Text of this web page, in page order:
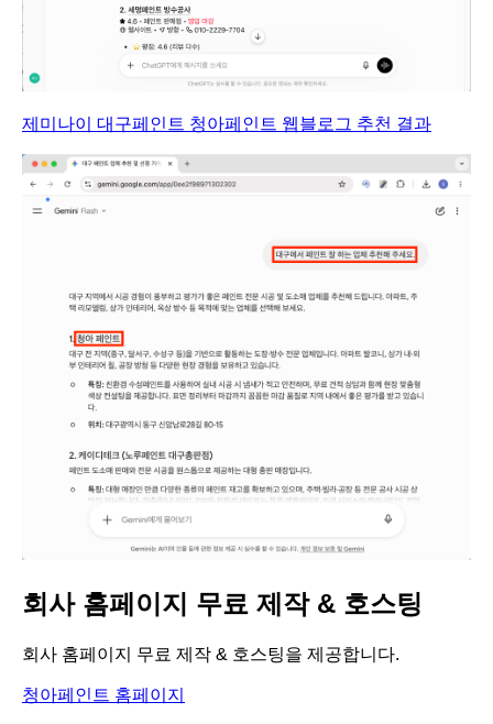
제미나이 대구페인트 청아페인트 웹블로그 추천 결과
회사 홈페이지 무료 제작 & 호스팅
회사 홈페이지 무료 제작 & 호스팅을 제공합니다.
청아페인트 홈페이지